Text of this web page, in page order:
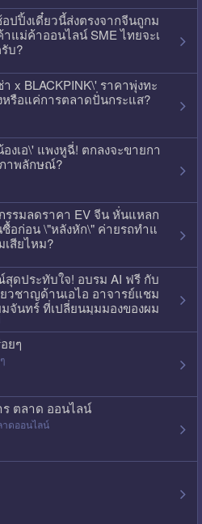
ปปิ้งเดี๋ยวนี้ส่งตรงจากจีนถูกม
แม่ค้าออนไลน์ SME ไทยจะเ
บ?
x BLACKPINK\' ราคาพุ่งทะ
รือแค่การตลาดปั่นกระแส?
งเอ\' แพงหูฉี่! ตกลงจะขายกา
าพลักษณ์?
รมลดราคา EV จีน หั่นแหลก
อก่อน \"หลังหัก\" ค่ายรถทำแ
สียไหม?
ดประทับใจ! อบรม AI ฟรี กับ
วชาญด้านเอไอ อาจารย์แชม
จันทร์ ที่เปลี่ยนมุมมองของผม
ยๆ
ตลาด ออนไลน์
ดออนไลน์